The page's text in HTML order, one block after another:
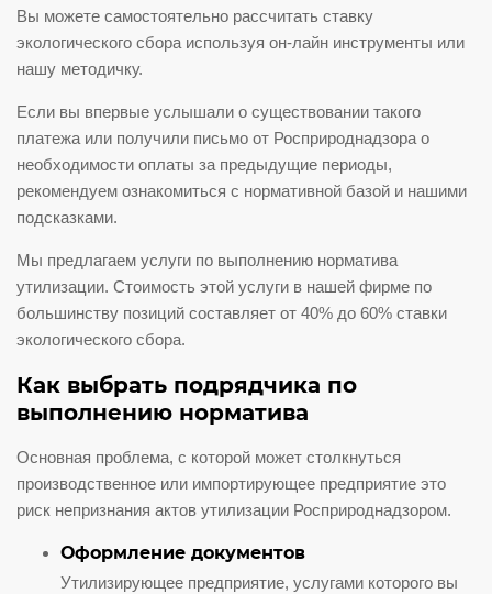
Услуги для населения
Проект «Батарейки на утилизацию»
Утилизация фармацевтической
продукции
Вы можете самостоятельно рассчитать ставку
экологического сбора используя он-лайн инструменты или
нашу методичку.
Если вы впервые услышали о существовании такого
платежа или получили письмо от Росприроднадзора о
необходимости оплаты за предыдущие периоды,
рекомендуем ознакомиться с нормативной базой и нашими
подсказками.
Мы предлагаем услуги по выполнению норматива
утилизации. Стоимость этой услуги в нашей фирме по
большинству позиций составляет от 40% до 60% ставки
экологического сбора.
Как выбрать подрядчика по
выполнению норматива
Основная проблема, с которой может столкнуться
производственное или импортирующее предприятие это
риск непризнания актов утилизации Росприроднадзором.
Оформление документов
Утилизирующее предприятие, услугами которого вы